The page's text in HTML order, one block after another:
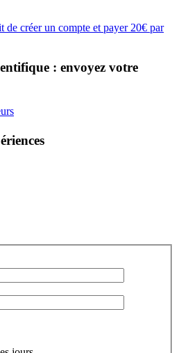
créer un compte et payer 20€ par
: envoyez votre